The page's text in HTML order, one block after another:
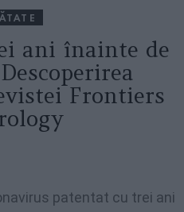
ani înainte de
Frontiers
patentat cu trei ani